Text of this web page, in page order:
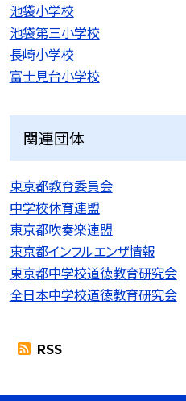
池袋小学校
池袋第三小学校
長崎小学校
富士見台小学校
関連団体
東京都教育委員会
中学校体育連盟
東京都吹奏楽連盟
東京都インフルエンザ情報
東京都中学校道徳教育研究会
全日本中学校道徳教育研究会
RSS